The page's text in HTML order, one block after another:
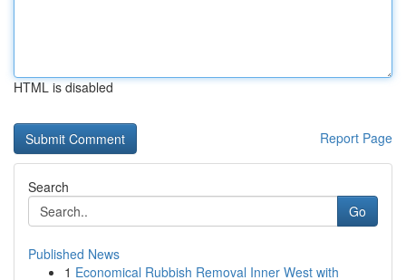
HTML is disabled
Report Page
Search
Go
Published News
1 Economical Rubbish Removal Inner West with